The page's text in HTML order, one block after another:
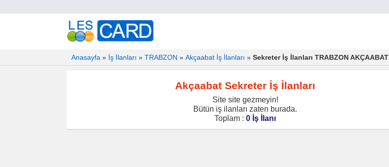
Anasayfa » İş İlanları » TRABZON » Akçaabat İş İlanları » Sekreter İş İlanları TRABZON AKÇAABAT
Akçaabat Sekreter İş İlanları
Site site gezmeyin!
Bütün iş ilanları zaten burada.
Toplam : 0 İş İlanı